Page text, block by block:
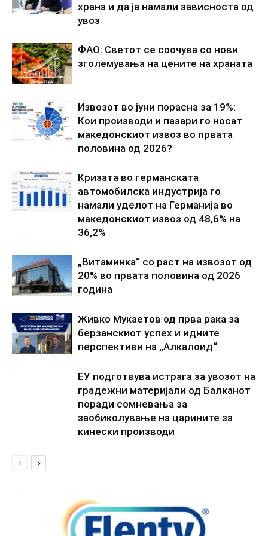
храна и да ја намали зависноста од
увоз
ФАО: Светот се соочува со нови
зголемувања на цените на храната
Извозот во јуни порасна за 19%:
Кои производи и пазари го носат
македонскиот извоз во првата
половина од 2026?
Кризата во германската
автомобилска индустрија го
намали уделот на Германија во
македонскиот извоз од 48,6% на
36,2%
„Витаминка“ со раст на извозот од
20% во првата половина од 2026
година
Живко Мукаетов од прва рака за
берзанскиот успех и идните
перспективи на „Алкалоид“
ЕУ подготвува истрага за увозот на
градежни материјали од Балканот
поради сомневања за
заобиколување на царините за
кинески производи